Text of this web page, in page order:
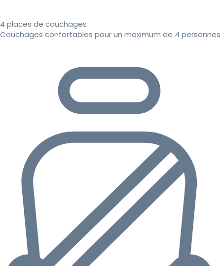
4 places de couchages
Couchages confortables pour un maximum de 4 personnes